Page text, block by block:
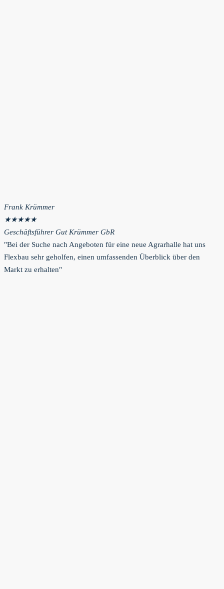
Frank Krümmer
★★★★★
Geschäftsführer Gut Krümmer GbR
"Bei der Suche nach Angeboten für eine neue Agrarhalle hat uns
Flexbau sehr geholfen, einen umfassenden Überblick über den
Markt zu erhalten"